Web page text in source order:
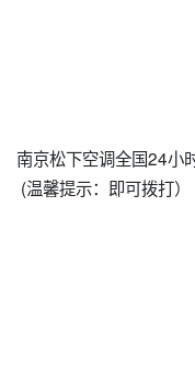
南京松下空调全国24小
(温馨提示：即可拨打）